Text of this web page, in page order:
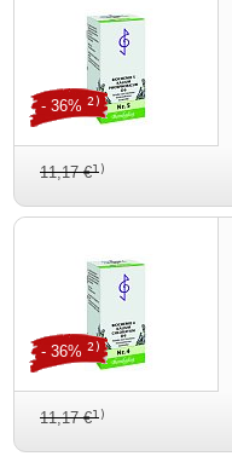
11,17 €1)
- 36% 2)
11,17 €1)
- 36% 2)